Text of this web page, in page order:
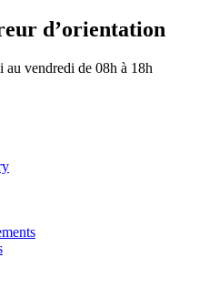
d’orientation
au vendredi de 08h à 18h